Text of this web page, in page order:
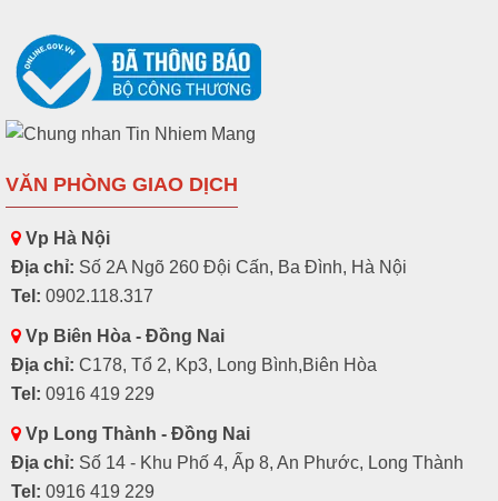
VĂN PHÒNG GIAO DỊCH
Vp Hà Nội
Địa chỉ: Số 2A Ngõ 260 Đội Cấn, Ba Đình, Hà Nội
Tel: 0902.118.317
Vp Biên Hòa - Đồng Nai
Địa chỉ: C178, Tổ 2, Kp3, Long Bình,Biên Hòa
Tel: 0916 419 229
Vp Long Thành - Đồng Nai
Địa chỉ: Số 14 - Khu Phố 4, Ấp 8, An Phước, Long Thành
Tel: 0916 419 229